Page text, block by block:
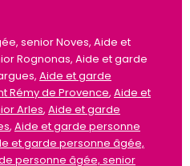
senior Noves, Aide et
Rognonas, Aide et garde
Aide et garde
Rémy de Provence, Aide et
Arles, Aide et garde
, Aide et garde personne
et garde personne âgée,
personne âgée, senior